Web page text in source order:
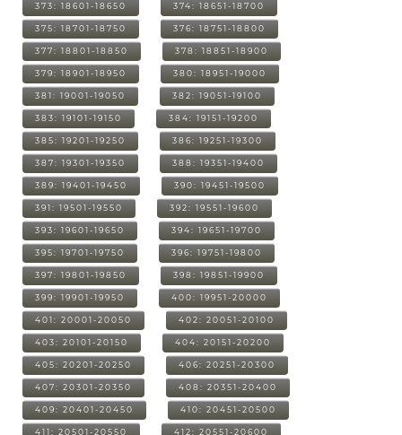
373: 18601-18650 374: 18651-18700
375: 18701-18750 376: 18751-18800
377: 18801-18850 378: 18851-18900
379: 18901-18950 380: 18951-19000
381: 19001-19050 382: 19051-19100
383: 19101-19150 384: 19151-19200
385: 19201-19250 386: 19251-19300
387: 19301-19350 388: 19351-19400
389: 19401-19450 390: 19451-19500
391: 19501-19550 392: 19551-19600
393: 19601-19650 394: 19651-19700
395: 19701-19750 396: 19751-19800
397: 19801-19850 398: 19851-19900
399: 19901-19950 400: 19951-20000
401: 20001-20050 402: 20051-20100
403: 20101-20150 404: 20151-20200
405: 20201-20250 406: 20251-20300
407: 20301-20350 408: 20351-20400
409: 20401-20450 410: 20451-20500
411: 20501-20550 412: 20551-20600